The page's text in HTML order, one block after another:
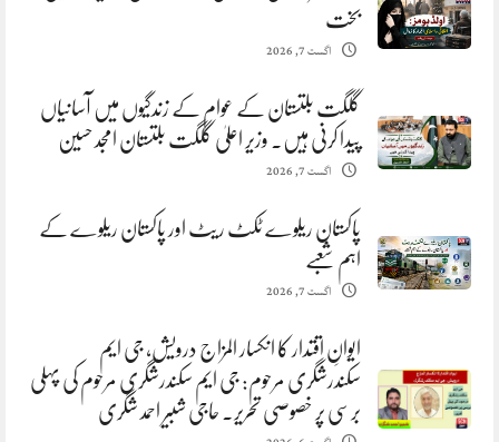
بخت
اگست 7, 2026
گلگت بلتستان کے عوام کے زندگیوں میں آسانیاں
پیدا کرنی ہیں. وزیر اعلیٰ گلگت بلتستان امجد حسین
اگست 7, 2026
پاکستان ریلوے ٹکٹ ریٹ اور پاکستان ریلوے کے
اہم شعبے
اگست 7, 2026
ایوانِ اقتدار کا انکسار المزاج درویش، جی ایم
سکندرشگری مرحوم: جی ایم سکندرشگری مرحوم کی پہلی
برسی پر خصوصی تحریر. حاجی شبیر احمد شگری